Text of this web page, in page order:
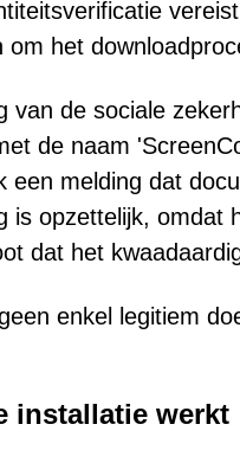
het
van de sociale
de naam
een melding dat
is opzettelijk, omdat
dat het
enkel legitiem
installatie werkt